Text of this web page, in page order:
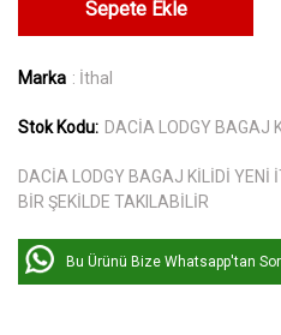
Sepete Ekle
Marka : İthal
Stok Kodu: DACİA LODGY BAGAJ
DACİA LODGY BAGAJ KİLİDİ YENİ
BİR ŞEKİLDE TAKILABİLİR
Bu Ürünü Bize Whatsapp'tan